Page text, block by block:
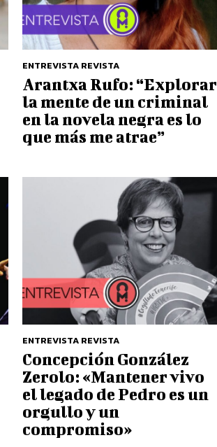
ENTREVISTA REVISTA
Arantxa Rufo: “Explorar
la mente de un criminal
en la novela negra es lo
que más me atrae”
ENTREVISTA REVISTA
Concepción González
Zerolo: «Mantener vivo
el legado de Pedro es un
orgullo y un
compromiso»